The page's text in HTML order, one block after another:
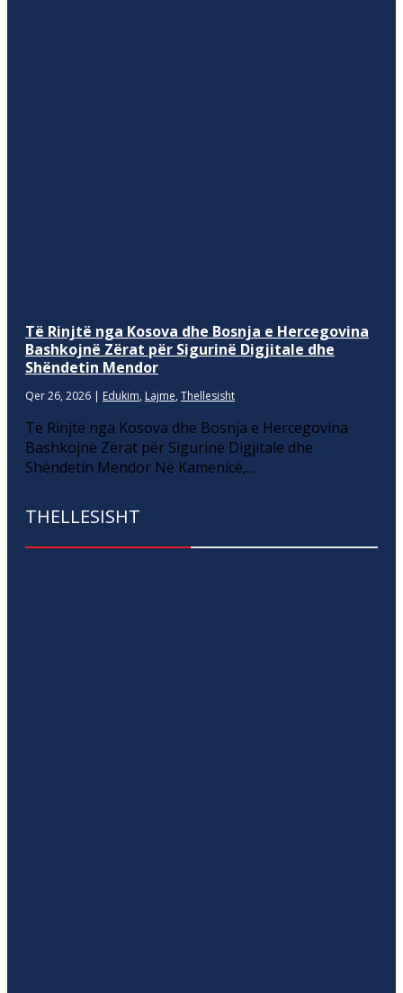
Të Rinjtë nga Kosova dhe Bosnja e Hercegovina
Bashkojnë Zërat për Sigurinë Digjitale dhe
Shëndetin Mendor
Qer 26, 2026 | Edukim, Lajme, Thellesisht
Të Rinjtë nga Kosova dhe Bosnja e Hercegovina
Bashkojnë Zërat për Sigurinë Digjitale dhe
Shëndetin Mendor Në Kamenicë,...
THELLESISHT